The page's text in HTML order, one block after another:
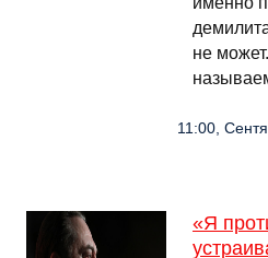
не
11:00,
«Я